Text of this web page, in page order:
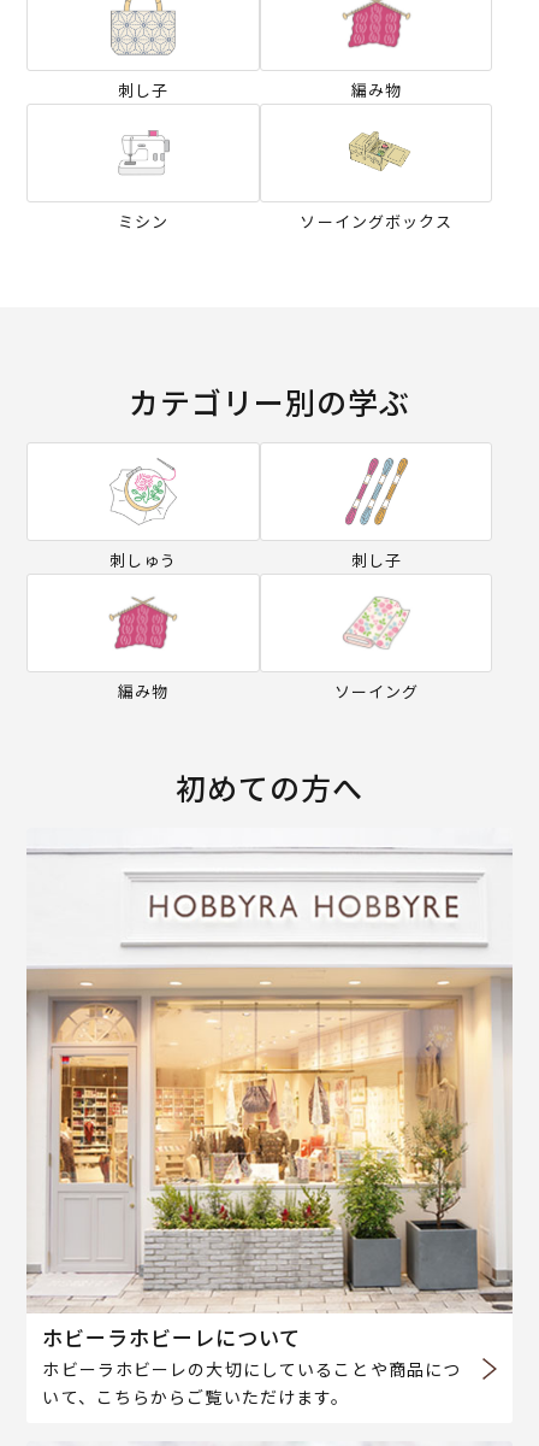
刺し子 編み物
ミシン ソーイングボックス
カテゴリー別の学ぶ
刺しゅう 刺し子
編み物 ソーイング
初めての方へ
ホビーラホビーレについて
ホビーラホビーレの大切にしていることや商品につ
いて、こちらからご覧いただけます。